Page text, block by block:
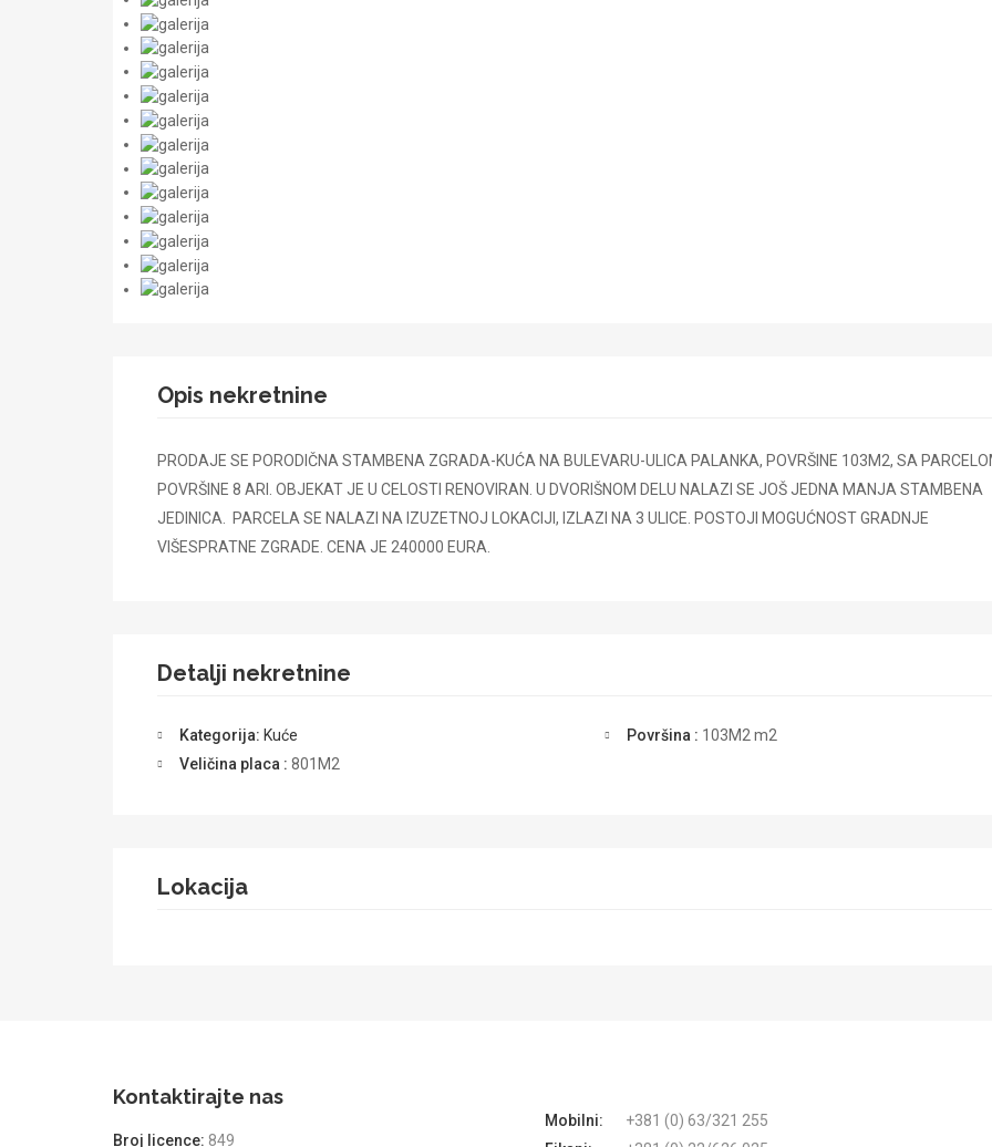
Opis nekretnine
PRODAJE SE PORODIČNA STAMBENA ZGRADA-KUĆA NA BULEVARU-ULICA PALANKA, POVRŠINE 103M2, SA
POVRŠINE 8 ARI. OBJEKAT JE U CELOSTI RENOVIRAN. U DVORIŠNOM DELU NALAZI SE JOŠ JEDNA MANJA STAMBENA
JEDINICA. PARCELA SE NALAZI NA IZUZETNOJ LOKACIJI, IZLAZI NA 3 ULICE. POSTOJI MOGUĆNOST GRADNJE
VIŠESPRATNE ZGRADE. CENA JE 240000 EURA.
Detalji nekretnine
Kategorija: Kuće
Veličina placa : 801M2
Površina : 103M2 m2
Lokacija
Kontaktirajte nas
Broj licence: 849
Mobilni:
+381 (0) 63/321 255